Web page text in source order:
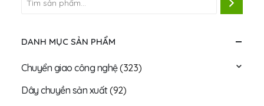
DANH MỤC SẢN PHẨM
Chuyển giao công nghệ(323)
Dây chuyền sản xuất(92)